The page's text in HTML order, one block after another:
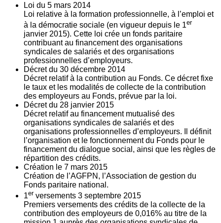
Loi du 5 mars 2014
Loi relative à la formation professionnelle, à l’emploi et
à la démocratie sociale (en vigueur depuis le 1er
janvier 2015). Cette loi crée un fonds paritaire
contribuant au financement des organisations
syndicales de salariés et des organisations
professionnelles d’employeurs.
Décret du 30 décembre 2014
Décret relatif à la contribution au Fonds. Ce décret fixe
le taux et les modalités de collecte de la contribution
des employeurs au Fonds, prévue par la loi.
Décret du 28 janvier 2015
Décret relatif au financement mutualisé des
organisations syndicales de salariés et des
organisations professionnelles d’employeurs. Il définit
l’organisation et le fonctionnement du Fonds pour le
financement du dialogue social, ainsi que les règles de
répartition des crédits.
Création le 7 mars 2015
Création de l’AGFPN, l’Association de gestion du
Fonds paritaire national.
1er versements 3 septembre 2015
Premiers versements des crédits de la collecte de la
contribution des employeurs de 0,016% au titre de la